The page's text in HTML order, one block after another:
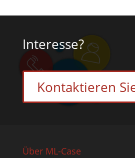
Interesse?
Kontaktieren
Über ML-Case